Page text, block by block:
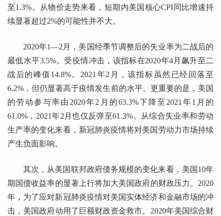
至1.3%。从物价走势来看，短期内美国核心CPI同比增速持
续显著超过2%的可能性并不大。
2020年1—2月，美国经季节调整后的失业率为二战后的
最低水平3.5%。受疫情冲击，该指标在2020年4月飙升至二
战后的峰值14.8%。2021年2月，该指标虽然已经回落至
6.2%，但仍显著高于疫情发生前的水平。更重要的是，美国
的劳动参与率由2020年2月的63.3%下降至2021年1月的
61.0%，2021年2月也仅反弹至61.3%。从综合失业率和劳动
生产率的变化来看，新冠肺炎疫情将对美国劳动力市场持续
产生负面影响。
其次，从美国联邦政府债务规模的变化来看，美国10年
期国债收益率的显著上行将加大美国政府的财政压力。2020
年，为了应对新冠肺炎疫情对美国实体经济和金融市场的冲
击，美国政府动用了巨额财政资金救市。2020年美国综合财